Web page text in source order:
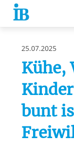
Springe zum Inhalt
25.07.2025
Kühe,
bunt